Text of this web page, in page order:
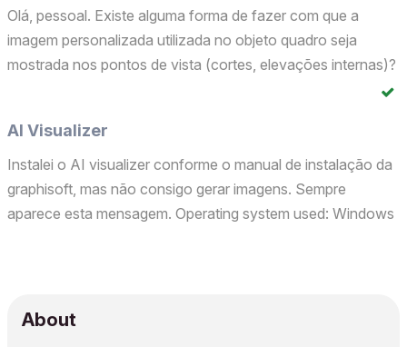
Olá, pessoal. Existe alguma forma de fazer com que a
imagem personalizada utilizada no objeto quadro seja
mostrada nos pontos de vista (cortes, elevações internas)?
AI Visualizer
Instalei o AI visualizer conforme o manual de instalação da
graphisoft, mas não consigo gerar imagens. Sempre
aparece esta mensagem. Operating system used: Windows
About